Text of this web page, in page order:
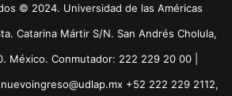
© 2024. Universidad de las Américas
Catarina Mártir S/N. San Andrés Cholula,
México. Conmutador: 222 229 20 00 |
+52 222 229 2112,